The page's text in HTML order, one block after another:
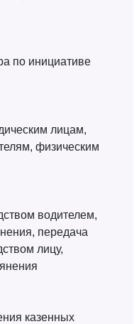
по инициативе
лицам,
физическим
водителем,
передача
лицу,
казенных